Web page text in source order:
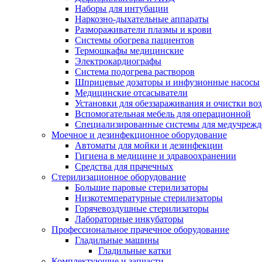
Наборы для интубации
Наркозно-дыхательные аппараты
Размораживатели плазмы и крови
Системы обогрева пациентов
Термошкафы медицинские
Электрокардиографы
Cистема подогрева растворов
Шприцевые дозаторы и инфузионные насосы
Медицинские отсасыватели
Установки для обеззараживания и очистки
Вспомогательная мебель для операционной
Специализированные системы для
Моечное и дезинфекционное оборудование
Автоматы для мойки и дезинфекции
Гигиена в медицине и здравоохранении
Средства для прачечных
Стерилизационное оборудование
Большие паровые стерилизаторы
Низкотемпературные стерилизаторы
Горячевоздушные стерилизаторы
Лабораторные инкубаторы
Профессиональное прачечное оборудование
Гладильные машины
Гладильные катки